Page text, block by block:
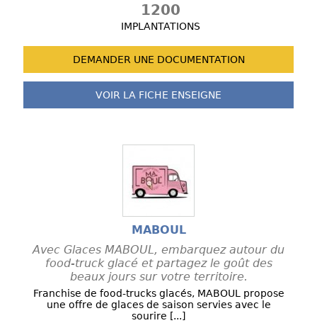
1200
IMPLANTATIONS
DEMANDER UNE DOCUMENTATION
VOIR LA FICHE ENSEIGNE
MABOUL
Avec Glaces MABOUL, embarquez autour du
food-truck glacé et partagez le goût des
beaux jours sur votre territoire.
Franchise de food-trucks glacés, MABOUL propose
une offre de glaces de saison servies avec le
sourire [...]